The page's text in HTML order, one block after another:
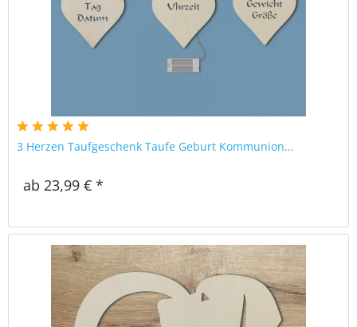
3 Herzen Taufgeschenk Taufe Geburt Kommunion...
ab 23,99 € *